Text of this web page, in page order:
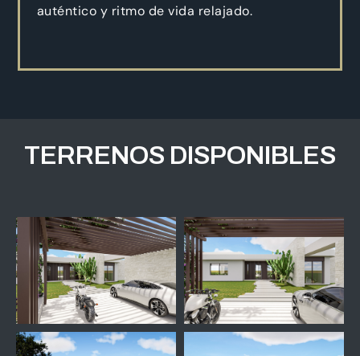
auténtico y ritmo de vida relajado.
TERRENOS DISPONIBLES